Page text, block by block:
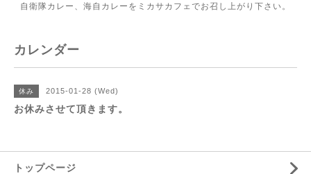
自衛隊カレー、海自カレーをミカサカフェでお召し上がり下さい。
カレンダー
休み 2015-01-28 (Wed)
お休みさせて頂きます。
トップページ